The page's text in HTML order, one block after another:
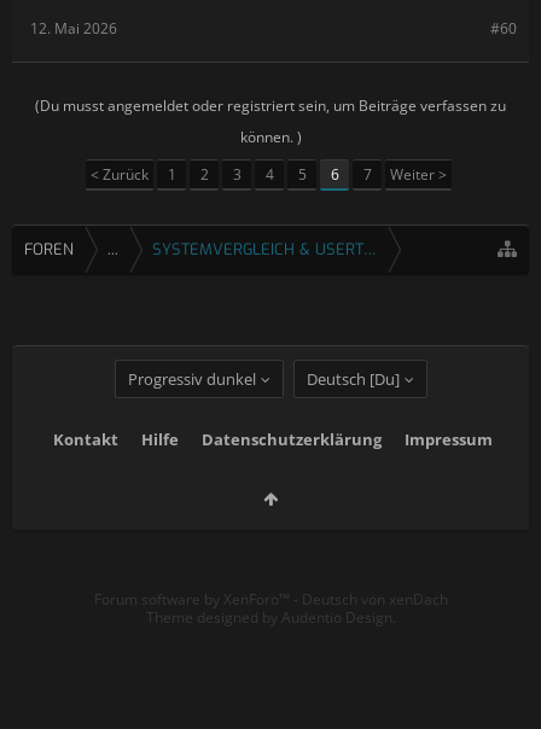
#60
12. Mai 2026
(Du musst angemeldet oder registriert sein, um Beiträge verfassen zu
können. )
< Zurück
1 2 3 4 5 6 7 Weiter >
FOREN ... SYSTEMVERGLEICH & USERTESTS
Progressiv dunkel Deutsch [Du]
Kontakt Hilfe Datenschutzerklärung Impressum
Forum software by XenForo™ - Deutsch von xenDach
Theme designed by Audentio Design.